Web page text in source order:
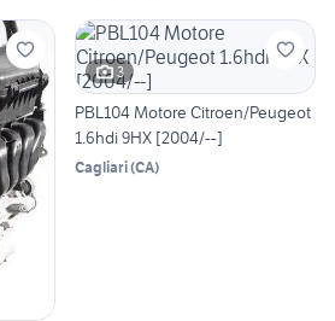
3
PBL104 Motore Citroen/Peugeot
1.6hdi 9HX [2004/--]
Cagliari(CA)